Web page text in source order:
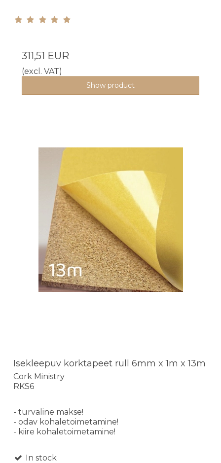
311,51 EUR
(excl. VAT)
Show product
Isekleepuv korktapeet rull 6mm x 1m x 13m
Cork Ministry
RKS6
- turvaline makse!
- odav kohaletoimetamine!
- kiire kohaletoimetamine!
In stock